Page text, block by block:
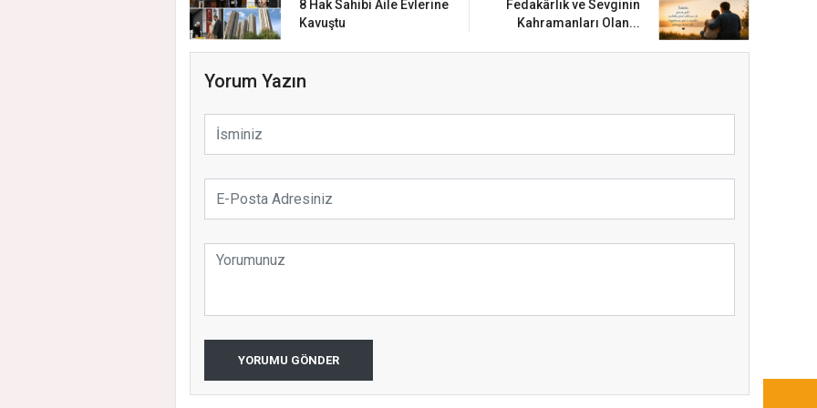
8 Hak Sahibi Aile Evlerine
Kavuştu
Fedakârlık ve Sevginin
Kahramanları Olan...
Yorum Yazın
YORUMU GÖNDER